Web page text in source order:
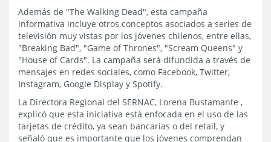
Además de "The Walking Dead", esta campaña
informativa incluye otros conceptos asociados a series de
televisión muy vistas por los jóvenes chilenos, entre ellas,
"Breaking Bad", "Game of Thrones", "Scream Queens" y
"House of Cards". La campaña será difundida a través de
mensajes en redes sociales, como Facebook, Twitter,
Instagram, Google Display y Spotify.
La Directora Regional del SERNAC, Lorena Bustamante ,
explicó que esta iniciativa está enfocada en el uso de las
tarjetas de crédito, ya sean bancarias o del retail, y
señaló que es importante que los jóvenes comprendan